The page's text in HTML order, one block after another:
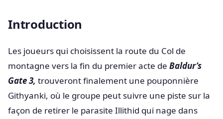
Introduction
Les joueurs qui choisissent la route du Col de
montagne vers la fin du premier acte de Baldur’s
Gate 3, trouveront finalement une pouponnière
Githyanki, où le groupe peut suivre une piste sur la
façon de retirer le parasite Illithid qui nage dans